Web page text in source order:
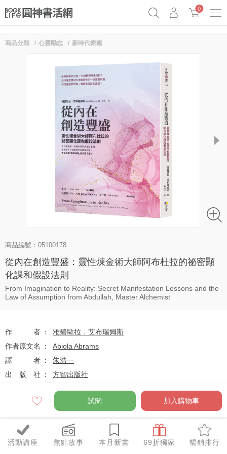
0
活動講座 焦點故事 本月新書 69折獨家 暢銷排行
商品分類 心靈勵志 新時代療癒
next
商品編號：05100178
從內在創造豐盛：靈性煉金術大師阿布杜拉的祕密顯
化課和假設法則
From Imagination to Reality: Secret Manifestation Lessons and the
Law of Assumption from Abdullah, Master Alchemist
作者
雅碧歐拉．艾布瑞姆斯
作者原文名
Abiola Abrams
譯者
朱浩一
出版社
方智出版社
出版日
2025-04-01
定價 $440
試閱 加入購物車